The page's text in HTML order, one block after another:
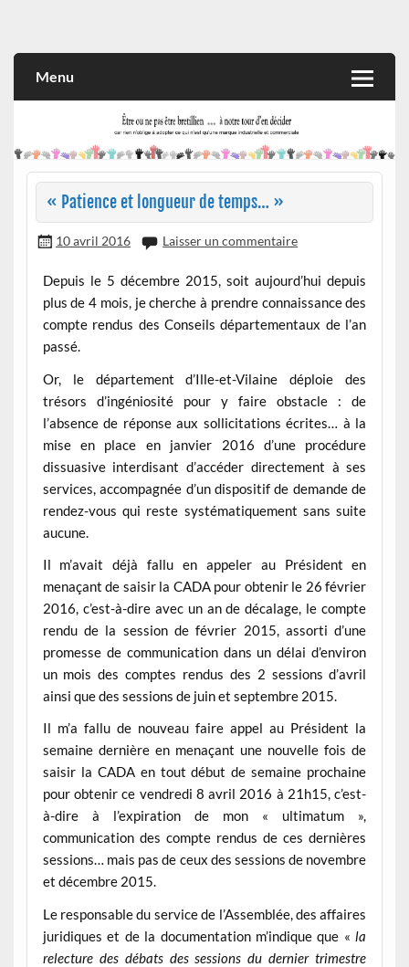
et commerciale
Menu
« Patience et longueur de temps… »
10 avril 2016 Laisser un commentaire
Depuis le 5 décembre 2015, soit aujourd’hui depuis
plus de 4 mois, je cherche à prendre connaissance des
compte rendus des Conseils départementaux de l’an
passé.
Or, le département d’Ille-et-Vilaine déploie des
trésors d’ingéniosité pour y faire obstacle : de
l’absence de réponse aux sollicitations écrites… à la
mise en place en janvier 2016 d’une procédure
dissuasive interdisant d’accéder directement à ses
services, accompagnée d’un dispositif de demande de
rendez-vous qui reste systématiquement sans suite
aucune.
Il m’avait déjà fallu en appeler au Président en
menaçant de saisir la CADA pour obtenir le 26 février
2016, c’est-à-dire avec un an de décalage, le compte
rendu de la session de février 2015, assorti d’une
promesse de communication dans un délai d’environ
un mois des comptes rendus des 2 sessions d’avril
ainsi que des sessions de juin et septembre 2015.
Il m’a fallu de nouveau faire appel au Président la
semaine dernière en menaçant une nouvelle fois de
saisir la CADA en tout début de semaine prochaine
pour obtenir ce vendredi 8 avril 2016 à 21h15, c’est-
à-dire à l’expiration de mon « ultimatum »,
communication des compte rendus de ces dernières
sessions… mais pas de ceux des sessions de novembre
et décembre 2015.
Le responsable du service de l’Assemblée, des affaires
juridiques et de la documentation m’indique que «la
relecture des débats des sessions du dernier trimestre